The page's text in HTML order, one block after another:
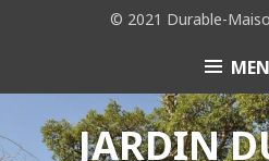
© 2021 Durable-
JARDIN